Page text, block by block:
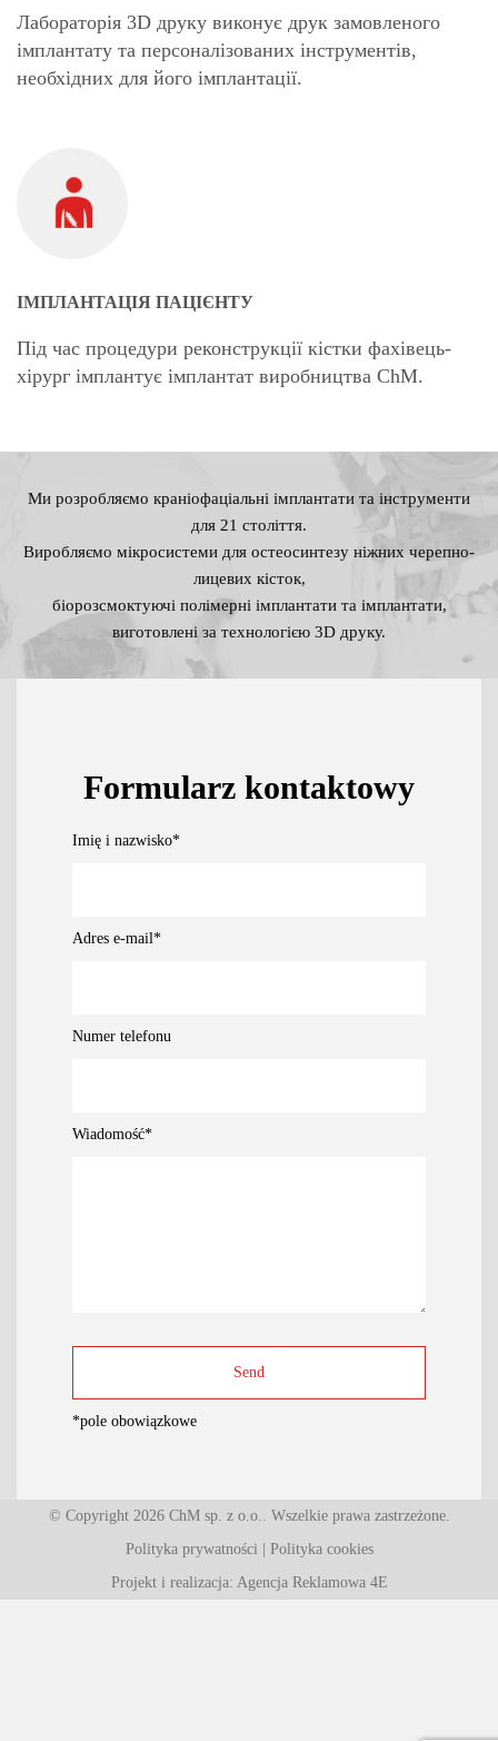
Лабораторія 3D друку виконує друк замовленого
імплантату та персоналізованих інструментів,
необхідних для його імплантації.
ІМПЛАНТАЦІЯ ПАЦІЄНТУ
Під час процедури реконструкції кістки фахівець-
хірург імплантує імплантат виробництва ChM.
Ми розробляємо краніофаціальні імплантати та інструменти
для 21 століття.
Виробляємо мікросистеми для остеосинтезу ніжних черепно-
лицевих кісток,
біорозсмоктуючі полімерні імплантати та імплантати,
виготовлені за технологією 3D друку.
Formularz kontaktowy
Imię i nazwisko*
Adres e-mail*
Numer telefonu
Wiadomość*
*pole obowiązkowe
© Copyright 2026 ChM sp. z o.o.. Wszelkie prawa zastrzeżone.
Polityka prywatności| Polityka cookies
Projekt i realizacja: Agencja Reklamowa 4E